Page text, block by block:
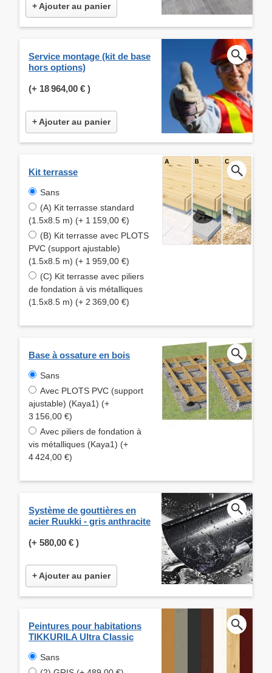
+ Ajouter au panier
Service montage (kit de base
hors options)
(+ 18 964,00 € )
+ Ajouter au panier
Kit terrasse
Sans
(A) Kit terrasse standard
(1.5x8.5 m) (+ 1 159,00 €)
(B) Kit terrasse avec PLOTS
PVC (support ajustable)
(1.5x8.5 m) (+ 1 959,00 €)
(C) Kit terrasse avec piliers
de fondation à vis métalliques
(1.5x8.5 m) (+ 2 369,00 €)
Base à ossature en bois
Sans
Avec PLOTS PVC (support
ajustable) (Kaya1) (+
3 156,00 €)
Avec piliers de fondation à
vis métalliques (Kaya1) (+
4 424,00 €)
Système de gouttières en
acier Ruukki - gris anthracite
(+ 580,00 € )
+ Ajouter au panier
Peintures pour habitations
TIKKURILA Ultra Classic
Sans